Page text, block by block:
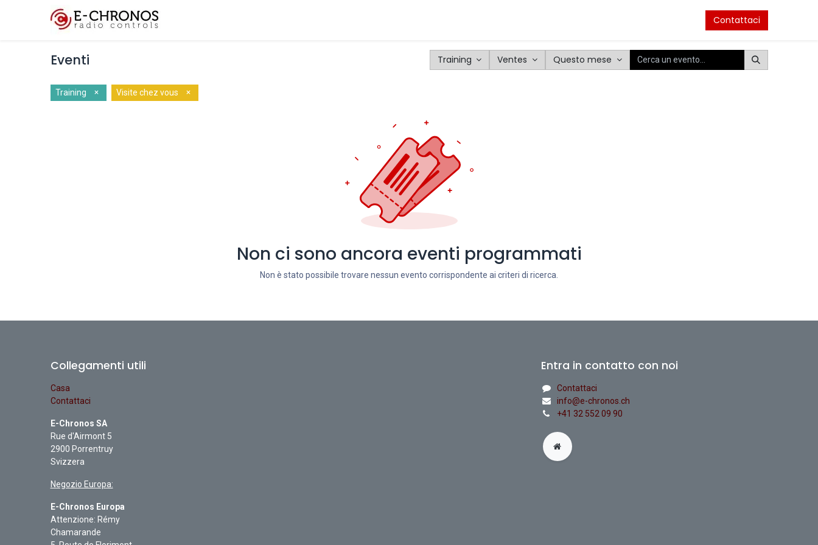
Contattaci
Eventi Training Ventes Questo mese
Training × Visite chez vous ×
Non ci sono ancora eventi programmati
Non è stato possibile trovare nessun evento corrispondente ai criteri di ricerca.
Collegamenti utili
Casa
Contattaci
E-Chronos SA
Rue d'Airmont 5
2900 Porrentruy
Svizzera
Negozio Europa:
E-Chronos Europa
Attenzione: Rémy
Chamarande
Entra in contatto con noi
Contattaci
info@e-chronos.ch
+41 32 552 09 90